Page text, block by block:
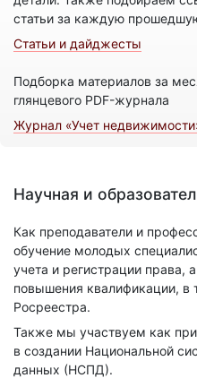
статьи за каждую
Статьи и дайджесты
Подборка материалов за
глянцевого PDF-журнала
Журнал «Учет
Научная и
Как преподаватели и
обучение молодых
учета и регистрации права,
повышения квалификации, в
Росреестра.
Также мы участвуем как
в создании Национальной
данных (НСПД).